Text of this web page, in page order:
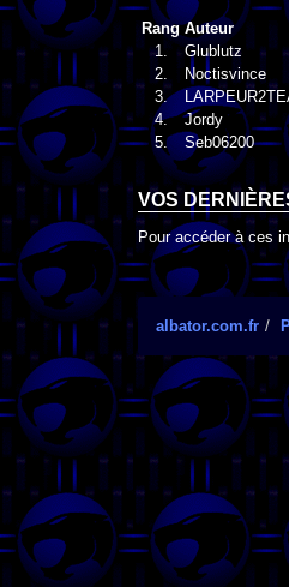
Rang Auteur
1.
Glublutz
2.
Noctisvince
3.
4.
Jordy
5.
Seb06200
VOS
Pour accéder à ces
albator.com.fr